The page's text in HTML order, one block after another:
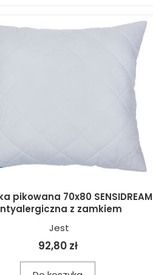
pikowana 70x80 SENSIDREAM
z zamkiem
Jest
92,80 zł